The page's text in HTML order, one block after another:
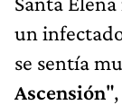
un
se sentía
Ascensión